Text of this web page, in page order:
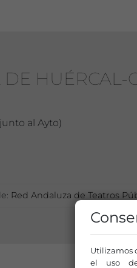
DE HUÉRCAL-
al Ayto)
Red Andaluza de Teatros
Utilizamos
el uso